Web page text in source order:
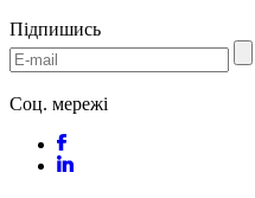
Підпишись
Соц. мережі